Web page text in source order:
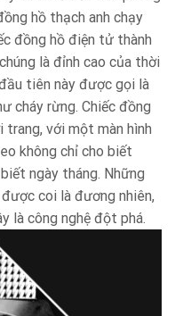
hồ thạch anh chạy
đồng hồ điện tử thành
là đỉnh cao của thời
tiên này được gọi là
cháy rừng. Chiếc đồng
với một màn hình
không chỉ cho biết
ngày tháng. Những
coi là đương nhiên,
là công nghệ đột phá.